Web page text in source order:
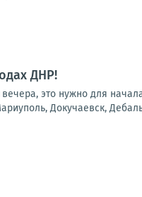
ДНР!
это нужно для
Докучаевск,